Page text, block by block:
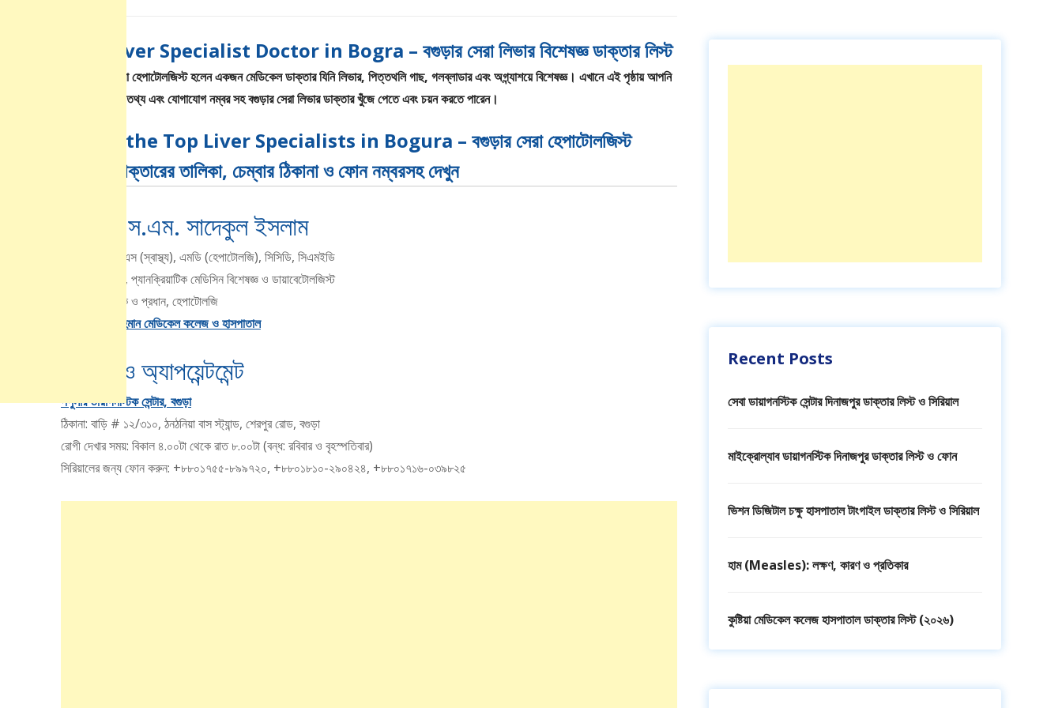
Recent Posts
সেবা ডায়াগনস্টিক সেন্টার দিনাজপুর ডাক্তার লিস্ট ও সিরিয়াল
মাইক্রোল্যাব ডায়াগনস্টিক দিনাজপুর ডাক্তার লিস্ট ও ফোন
ভিশন ডিজিটাল চক্ষু হাসপাতাল টাংগাইল ডাক্তার লিস্ট ও সিরিয়াল
হাম (Measles): লক্ষণ, কারণ ও প্রতিকার
কুষ্টিয়া মেডিকেল কলেজ হাসপাতাল ডাক্তার লিস্ট (২০২৬)
Best Liver Specialist Doctor in Bogra – বগুড়ার সেরা লিভার বিশেষজ্ঞ ডাক্তার লিস্ট
লিভার বিশেষজ্ঞ বা হেপাটোলজিস্ট হলেন একজন মেডিকেল ডাক্তার যিনি লিভার, পিত্তথলি গাছ, গলব্লাডার এবং অগ্ন্যাশয়ে বিশেষজ্ঞ। এখানে এই পৃষ্ঠায় আপনি
তাদের চেম্বারের তথ্য এবং যোগাযোগ নম্বর সহ বগুড়ার সেরা লিভার ডাক্তার খুঁজে পেতে এবং চয়ন করতে পারেন।
List of the Top Liver Specialists in Bogura – বগুড়ার সেরা হেপাটোলজিস্ট
বিশেষজ্ঞ ডাক্তারের তালিকা, চেম্বার ঠিকানা ও ফোন নম্বরসহ দেখুন
ডাঃ এ.এস.এম. সাদেকুল ইসলাম
এমবিবিএস, বিসিএস (স্বাস্থ্য), এমডি (হেপাটোলজি), সিসিডি, সিএমইডি
লিভার, গ্যাস্ট্রো, প্যানক্রিয়াটিক মেডিসিন বিশেষজ্ঞ ও ডায়াবেটোলজিস্ট
সহকারী অধ্যাপক ও প্রধান, হেপাটোলজি
শহীদ জিয়াউর রহমান মেডিকেল কলেজ ও হাসপাতাল
চেম্বার ও অ্যাপয়েন্টমেন্ট
পপুলার ডায়াগনস্টিক সেন্টার, বগুড়া
ঠিকানা: বাড়ি # ১২/৩১০, ঠনঠনিয়া বাস স্ট্যান্ড, শেরপুর রোড, বগুড়া
রোগী দেখার সময়: বিকাল ৪.০০টা থেকে রাত ৮.০০টা (বন্ধ: রবিবার ও বৃহস্পতিবার)
সিরিয়ালের জন্য ফোন করুন: +৮৮০১৭৫৫-৮৯৯৭২০, +৮৮০১৮১০-২৯০৪২৪, +৮৮০১৭১৬-০৩৯৮২৫